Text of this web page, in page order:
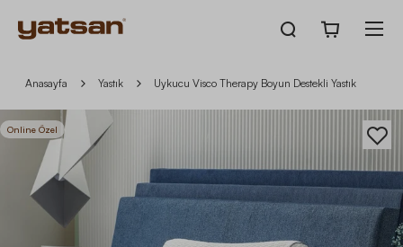
Anasayfa Yastık Uykucu Visco Therapy Boyun Destekli Yastık
Online Özel